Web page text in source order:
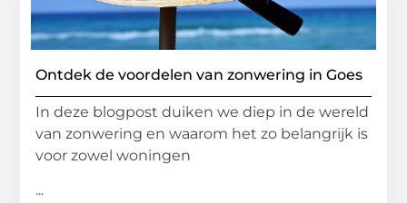
Ontdek de voordelen van zonwering in Goes
In deze blogpost duiken we diep in de wereld
van zonwering en waarom het zo belangrijk is
voor zowel woningen
...